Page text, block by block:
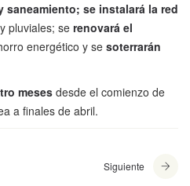
saneamiento; se instalará la red
pluviales; se renovará el
energético y se soterrarán
mesesdesde el comienzo de
a finales de abril.
Siguiente